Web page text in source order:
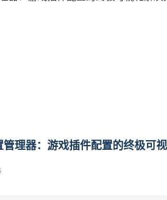
理器：游戏插件配置的终极可